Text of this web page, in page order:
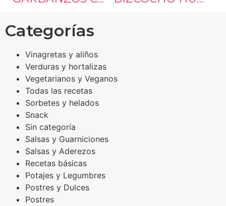
Categorías
Vinagretas y aliños
Verduras y hortalizas
Vegetarianos y Veganos
Todas las recetas
Sorbetes y helados
Snack
Sin categoría
Salsas y Guarniciones
Salsas y Aderezos
Recetas básicas
Potajes y Legumbres
Postres y Dulces
Postres